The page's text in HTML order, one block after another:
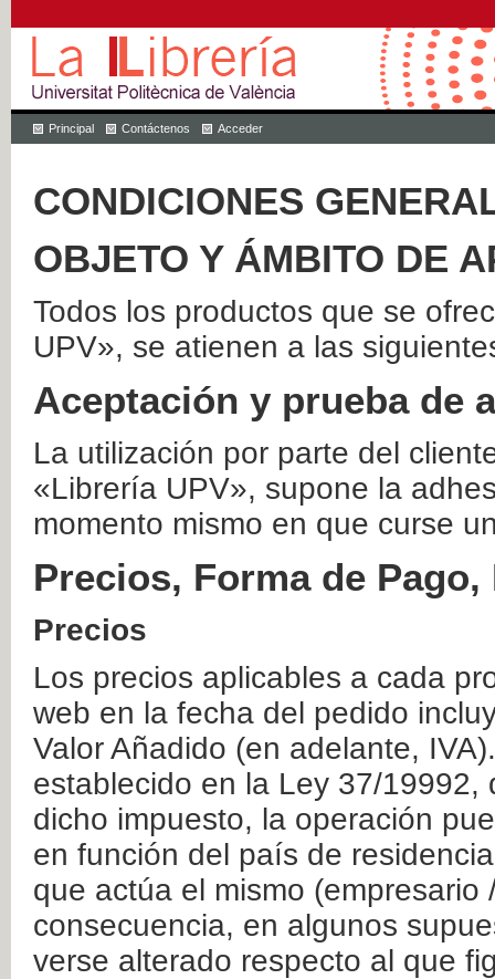
Principal Contáctenos Acceder
CONDICIONES
OBJETO Y ÁMBITO DE
Todos los productos que se
UPV», se atienen a las
Aceptación y prueba de
La utilización por parte del
«Librería UPV», supone la
momento mismo en que curse
Precios, Forma de
Precios
Los precios aplicables a cada
web en la fecha del pedido
Valor Añadido (en adelante,
establecido en la Ley 37/
dicho impuesto, la operación
en función del país de
que actúa el mismo
consecuencia, en algunos
verse alterado respecto al que